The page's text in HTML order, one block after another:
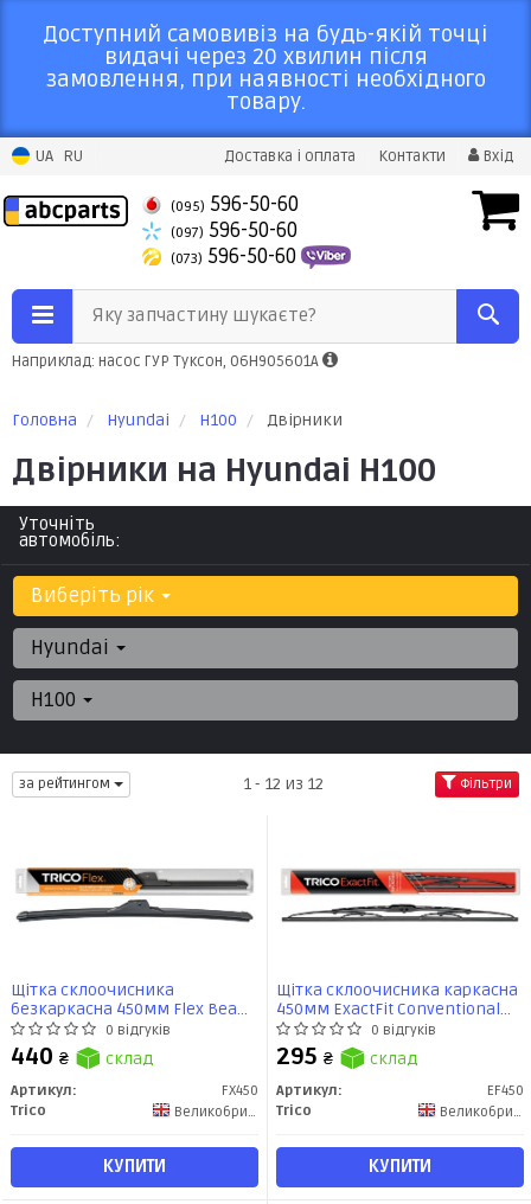
Доступний самовивіз на будь-якій точці
видачі через 20 хвилин після
замовлення, при наявності необхідного
товару.
UA RU Доставка і оплата Контакти Вхід
(095) 596-50-60
(097) 596-50-60
(073) 596-50-60
Яку запчастину шукаєте?
Наприклад: насос ГУР Туксон, 06H905601A
Головна Hyundai H100 Двірники
Двірники на Hyundai H100
Уточніть
автомобіль:
Виберіть рік
Hyundai
H100
за рейтингом 1 - 12 из 12 Фільтри
Щітка склоочисника
безкаркасна 450мм Flex Beam
Blade (FX450) TRICO
0 відгуків
440 ₴ склад
Артикул:
FX450
Trico
Великобритания
КУПИТИ
Щітка склоочисника каркасна
450мм ExactFit Сonventional
(EF450) TRICO0 відгуків
295 ₴ склад
Артикул:
EF450
Trico
Великобритания
КУПИТИ